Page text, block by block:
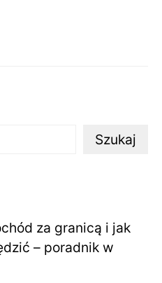
Szukaj
za granicą i jak
– poradnik w